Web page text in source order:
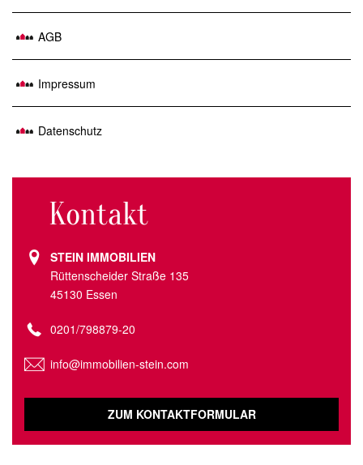
AGB
Impressum
Datenschutz
Kontakt
STEIN IMMOBILIEN
Rüttenscheider Straße 135
45130 Essen
0201/798879-20
info@immobilien-stein.com
ZUM KONTAKTFORMULAR